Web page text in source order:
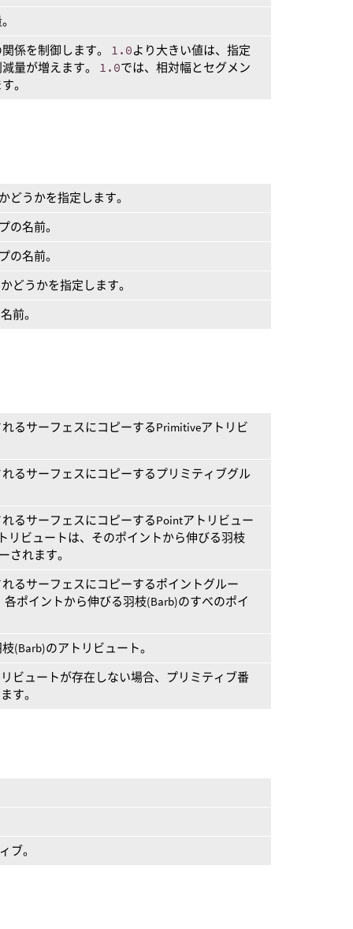
係を制御します。 1.0より大きい値は、指定
量が増えます。 1.0では、相対幅とセグメン
。
どうかを指定します。
の名前。
の名前。
どうかを指定します。
前。
るサーフェスにコピーするPrimitiveアトリビ
るサーフェスにコピーするプリミティブグル
るサーフェスにコピーするPointアトリビュー
リビュートは、そのポイントから伸びる羽枝
されます。
るサーフェスにコピーするポイントグルー
ポイントから伸びる羽枝(Barb)のすべのポイ
(Barb)のアトリビュート。
ビュートが存在しない場合、プリミティブ番
す。
ブ。